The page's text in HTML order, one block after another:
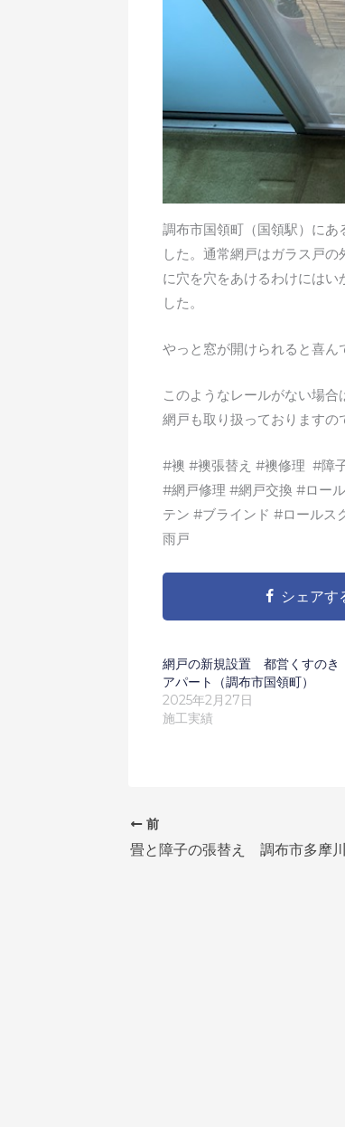
調布市国領町（国領駅）にあ
した。通常網戸はガラス戸
に穴を穴をあけるわけには
した。
やっと窓が開けられると喜
このようなレールがない場
網戸も取り扱っておりますの
#襖 #襖張替え #襖修理 #障
#網戸修理 #網戸交換 #ロー
テン #ブラインド #ロール
雨戸
シェアす
網戸の新規設置 都営くすのき
アパート（調布市国領町）
2025年2月27日
施工実績
前
畳と障子の張替え 調布市多摩川